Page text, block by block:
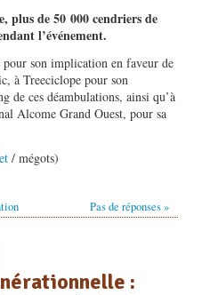
plus de 50 000 cendriers de
l’événement.
son implication en faveur de
à Treeciclope pour son
de ces déambulations, ainsi qu’à
Alcome Grand Ouest, pour sa
/ mégots)
Pas de réponses »
: